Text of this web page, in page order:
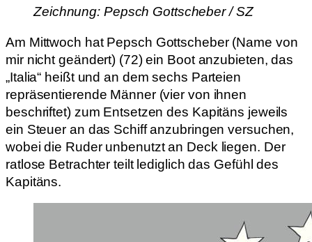
Zeichnung: Pepsch Gottscheber / SZ
Am Mittwoch hat Pepsch Gottscheber (Name von
mir nicht geändert) (72) ein Boot anzubieten, das
„Italia“ heißt und an dem sechs Parteien
repräsentierende Männer (vier von ihnen
beschriftet) zum Entsetzen des Kapitäns jeweils
ein Steuer an das Schiff anzubringen versuchen,
wobei die Ruder unbenutzt an Deck liegen. Der
ratlose Betrachter teilt lediglich das Gefühl des
Kapitäns.